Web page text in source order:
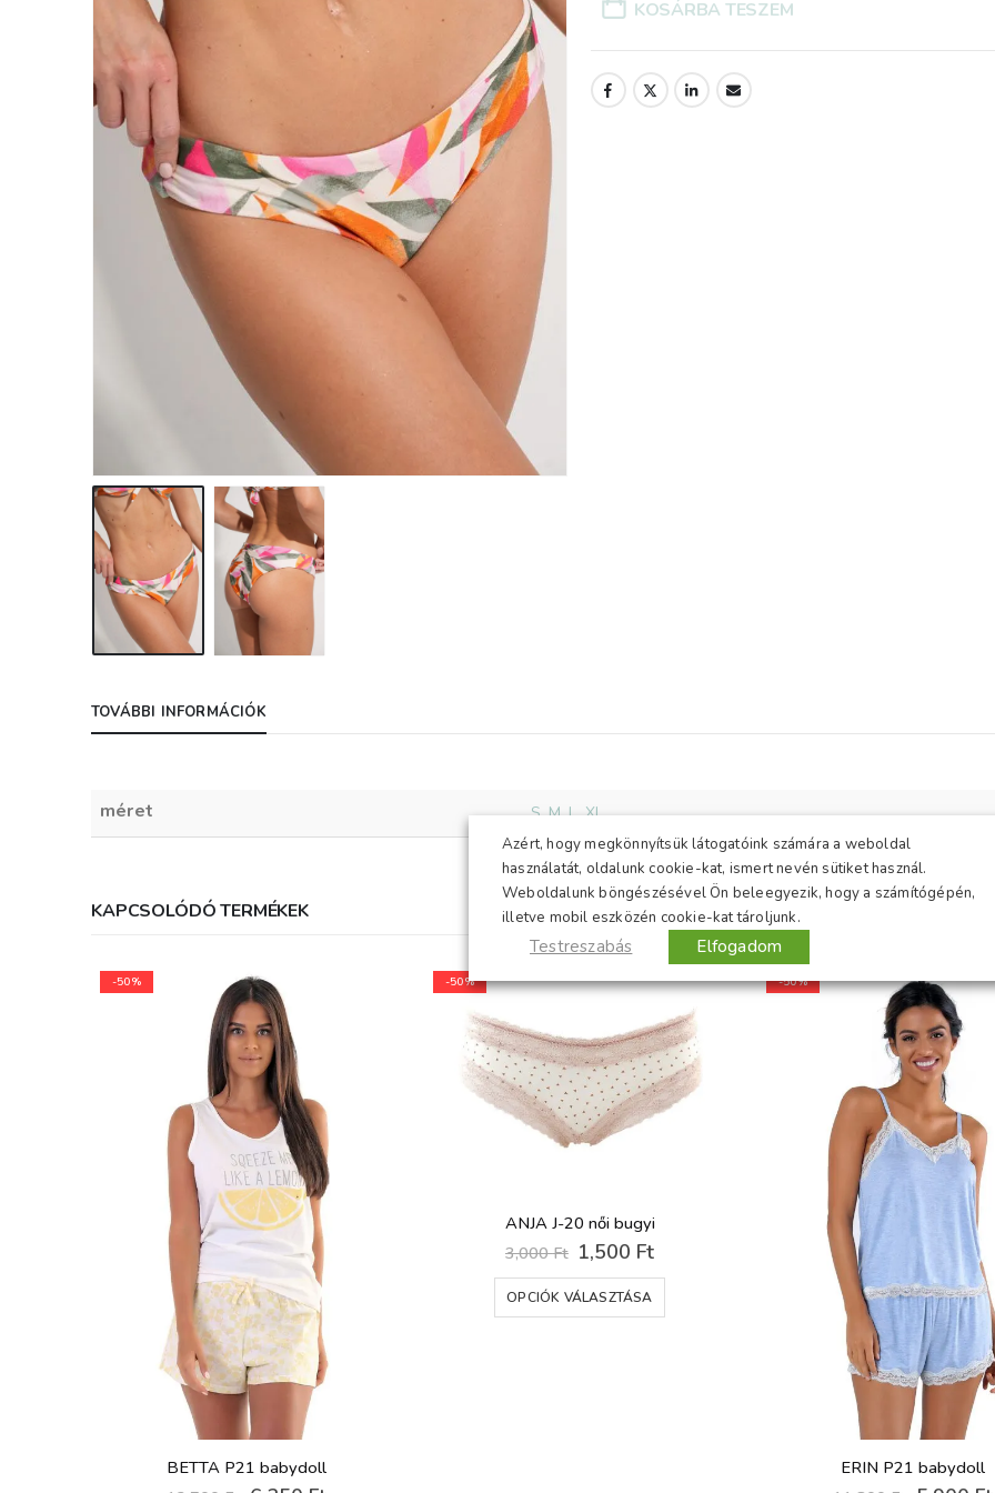
KOSÁRBA TESZEM
TOVÁBBI INFORMÁCIÓK
méret S,M,L,XL
hirtelen ennyit tudtam
Egy csodás nyári
bikinire, vagy kettőre,
vagy háromra vágyom
még tőletek, ha az elsőt
megnyerném az csodás
lenne, ha nem akkor
meg úgyis megveszem
magamnak! :) :) :) Ennyi
jár nekem, és bevallom
függő lettem!
Köszönöm Nektek a
csodás fehérneműket,
hogy ilyen szuper
minőséget képviseltek,
jó munkát kívánok! Csak
nem tudom magamban
csomagoláson, amiben a
vásárolt termék
elégedett vásárló
KAPCSOLÓDÓ TERMÉKEK
-50%
BETTA P21 babydoll
-50%
ANJA J-20 női bugyi
3,000Ft Original
price
was:
3,000 Ft.
1,500 FtCurrent
price
1,500 Ft.
OPCIÓK VÁLASZTÁSA
Ennek a terméknek több variációja van. A változatok a termékoldalon választhatók ki
-50%
ERIN P21 babydoll
Azért, hogy megkönnyítsük látogatóink számára a weboldal
használatát, oldalunk cookie-kat, ismert nevén sütiket használ.
Weboldalunk böngészésével Ön beleegyezik, hogy a számítógépén,
illetve mobil eszközén cookie-kat tároljunk.
Testreszabás Elfogadom